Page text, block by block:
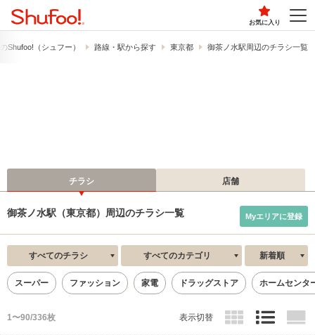
お気に入り
​Shufoo!​（シュフー） 路線・駅から探す 東京都 御茶ノ水駅周辺のチラシ一覧
チラシ 店舗
御茶ノ水駅（東京都）周辺のチラシ一覧 Myエリアに登録
すべてのチラシ すべてのカテゴリ 新着順
スーパー ファッション 家電 ドラッグストア ホームセンタ
1〜90/336枚 表示切替